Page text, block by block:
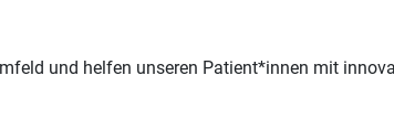
und helfen unseren Patient*innen mit